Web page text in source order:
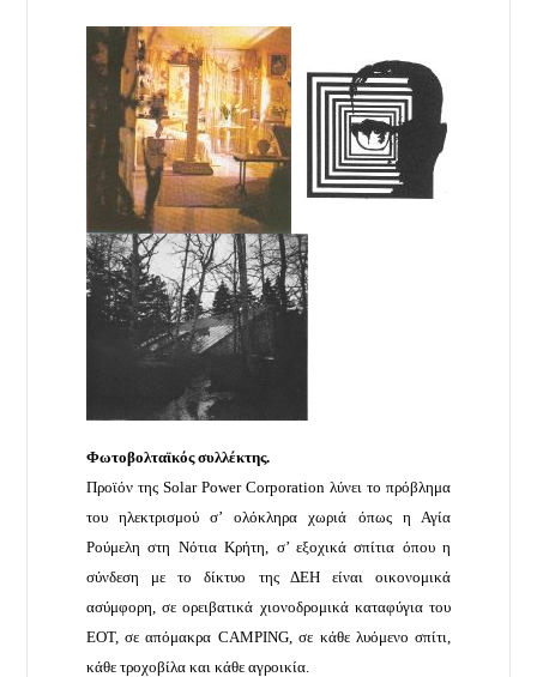
Φωτοβολταϊκός συλλέκτης.
Προϊόν της Solar Power Corporation λύνει το πρόβλημα
του ηλεκτρισμού σ’ ολόκληρα χωριά όπως η Αγία
Ρούμελη στη Νότια Κρήτη, σ’ εξοχικά σπίτια όπου η
σύνδεση με το δίκτυο της ΔΕΗ είναι οικονομικά
ασύμφορη, σε ορειβατικά χιονοδρομικά καταφύγια του
ΕΟΤ, σε απόμακρα CAMPING, σε κάθε λυόμενο σπίτι,
κάθε τροχοβίλα και κάθε αγροικία.